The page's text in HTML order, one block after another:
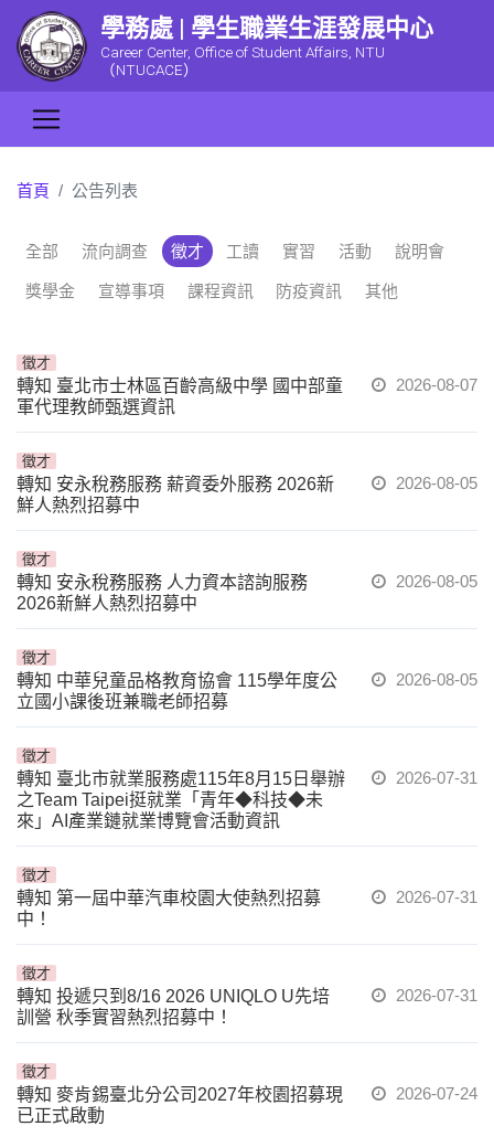
學務處 | 學生職業生涯發展中心
Career Center, Office of Student Affairs, NTU
（NTUCACE）
首頁 公告列表
全部 流向調查 徵才 工讀 實習 活動 說明會
獎學金 宣導事項 課程資訊 防疫資訊 其他
徵才
轉知 臺北市士林區百齡高級中學 國中部童
軍代理教師甄選資訊
2026-08-07
徵才
轉知 安永稅務服務 薪資委外服務 2026新
鮮人熱烈招募中
2026-08-05
徵才
轉知 安永稅務服務 人力資本諮詢服務
2026新鮮人熱烈招募中
2026-08-05
徵才
轉知 中華兒童品格教育協會 115學年度公
立國小課後班兼職老師招募
2026-08-05
徵才
轉知 臺北市就業服務處115年8月15日舉辦
之Team Taipei挺就業「青年◆科技◆未
來」AI產業鏈就業博覽會活動資訊
2026-07-31
徵才
轉知 第一屆中華汽車校園大使熱烈招募
中！
2026-07-31
徵才
轉知 投遞只到8/16 2026 UNIQLO U先培
訓營 秋季實習熱烈招募中！
2026-07-31
徵才
轉知 麥肯錫臺北分公司2027年校園招募現
已正式啟動
2026-07-24